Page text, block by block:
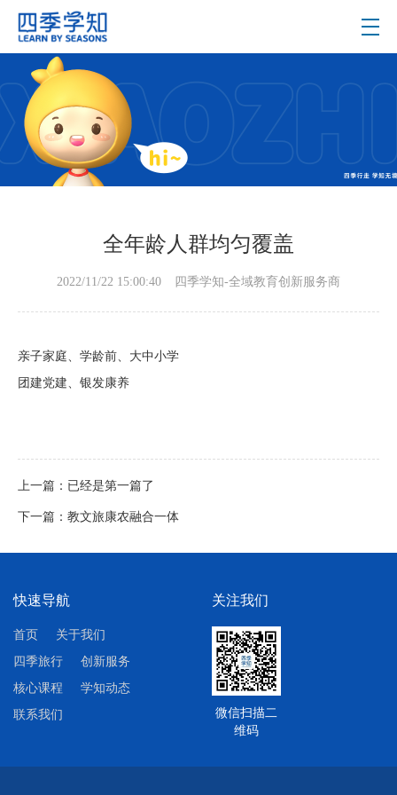
全年龄人群均匀覆盖
2022/11/22 15:00:40 四季学知-全域教育创新服务商
亲子家庭、学龄前、大中小学
团建党建、银发康养
上一篇：已经是第一篇了
下一篇： 教文旅康农融合一体
快速导航
首页
关于我们
四季旅行
创新服务
核心课程
学知动态
联系我们
关注我们
微信扫描二
维码